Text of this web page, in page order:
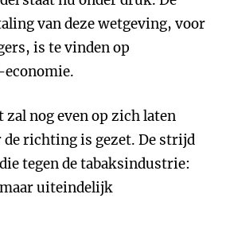
van deze wetgeving, voor
is te vinden op
nog even op zich laten
richting is gezet. De strijd
tegen de tabaksindustrie:
uiteindelijk